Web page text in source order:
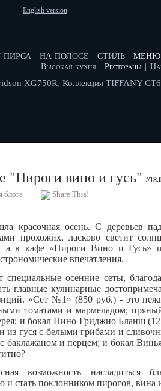
English version
пирса на полосе стиль меню
Высокая кухня Рестораны
XG750R, Коллекция TIFFANY
"Пироги вино и гусь" //
блога Share This!
красочная осень. С деревьев
прохожих, ласково светит
а в кафе «Пироги Вино и Гусь»
впечатления.
специальные осенние сеты,
главные кулинарные
«Сет №1» (850 руб.) - это
томатами и мармеладом;
и бокал Пино Гриджио Бланш
из гуся с белыми грибами и
баклажаном и перцем; и бокал
возможность насладиться
стать поклонником пирогов, вина